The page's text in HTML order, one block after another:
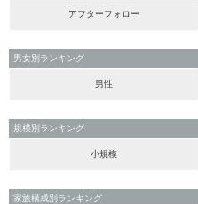
アフターフォロー
男女別ランキング
男性
規模別ランキング
小規模
家族構成別ランキング